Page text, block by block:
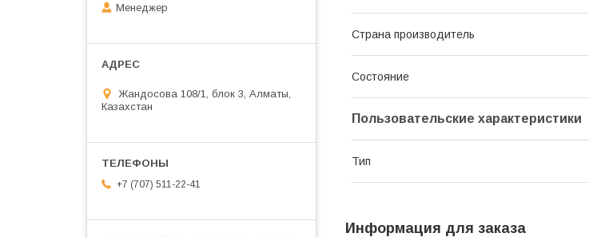
Страна производитель
Состояние
Пользовательские характеристики
Тип
Информация для заказа
Менеджер
Жандосова 108/1, блок 3, Алматы,
Казахстан
+7 (707) 511-22-41